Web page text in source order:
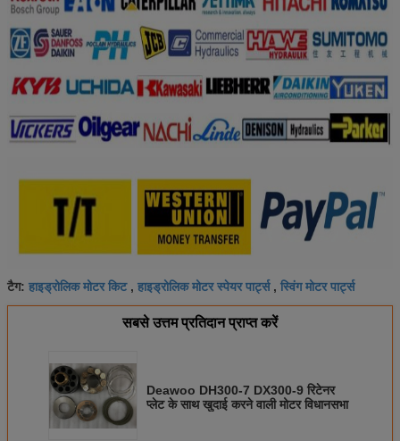
टैग: हाइड्रोलिक मोटर किट, हाइड्रोलिक मोटर स्पेयर पार्ट्स, स्विंग मोटर पार्ट्स
सबसे उत्तम प्रतिदान प्राप्त करें
Deawoo DH300-7 DX300-9 रिटेनर
प्लेट के साथ खुदाई करने वाली मोटर विधानसभा